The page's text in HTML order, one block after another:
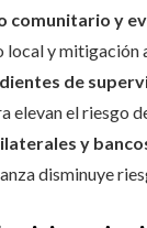
comunitario y
local y
de
elevan el riesgo
y
disminuye